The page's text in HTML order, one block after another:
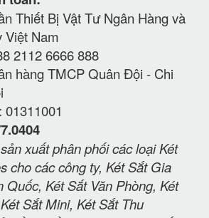
Thiết Bị Vật Tư Ngân Hàng và
Việt Nam
2112 6666 888
hàng TMCP Quân Đội - Chi
xuất phân phối các loại Két
cho các công ty, Két Sắt Gia
Quốc, Két Sắt Văn Phòng, Két
Sắt Mini, Két Sắt Thu